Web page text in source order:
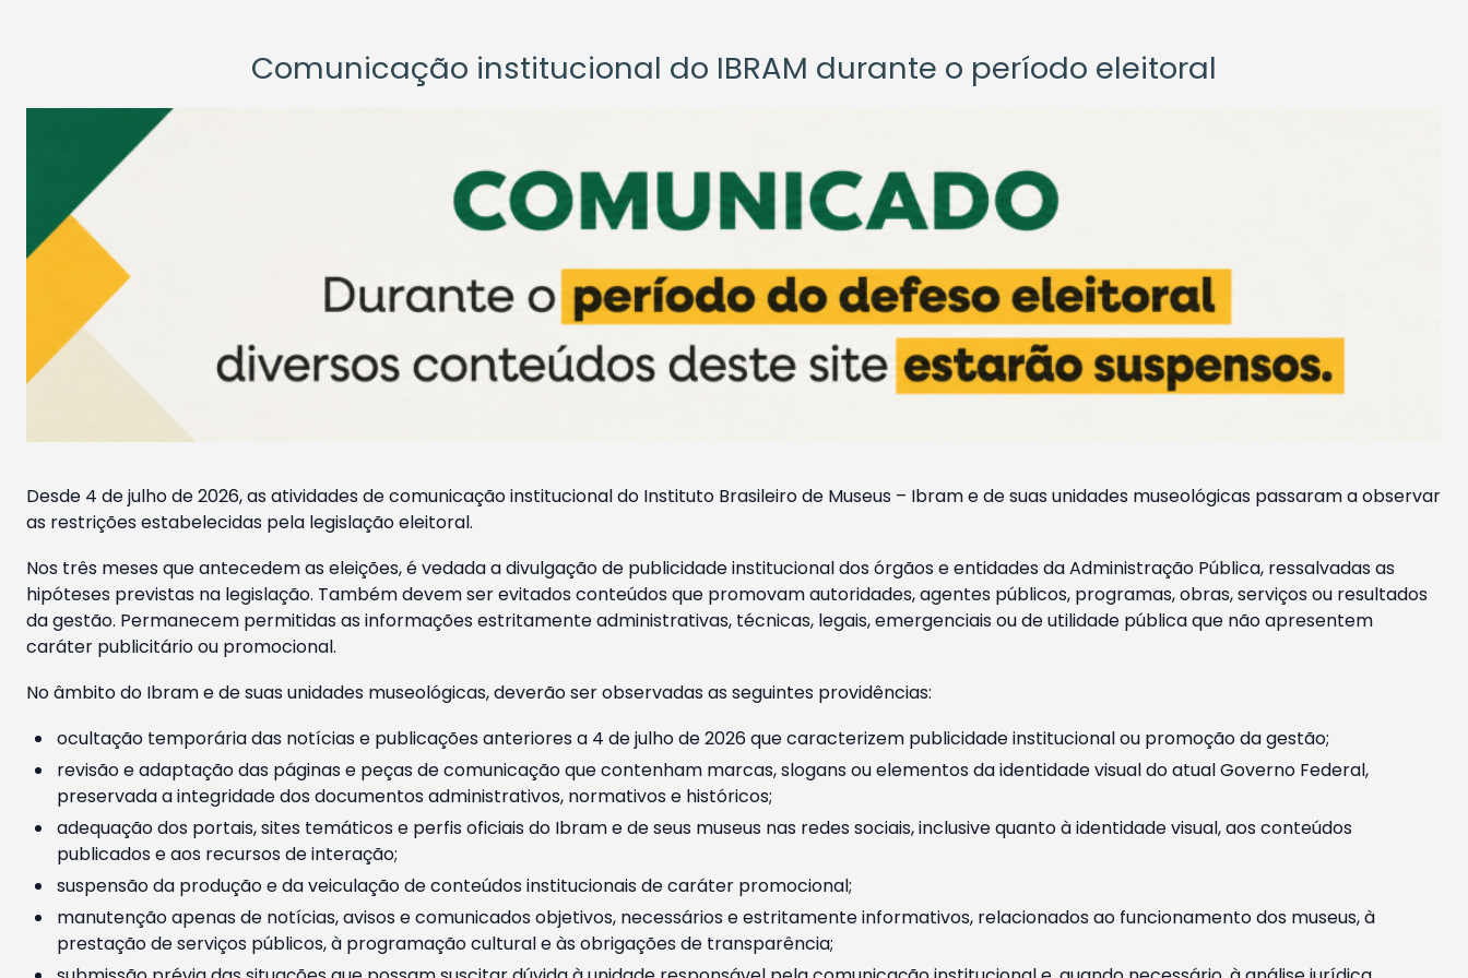
Comunicação institucional do IBRAM durante o período eleitoral
Desde 4 de julho de 2026, as atividades de comunicação institucional do Instituto Brasileiro de Museus – Ibram e de suas unidades museológicas passaram a observar
as restrições estabelecidas pela legislação eleitoral.
Nos três meses que antecedem as eleições, é vedada a divulgação de publicidade institucional dos órgãos e entidades da Administração Pública, ressalvadas as
hipóteses previstas na legislação. Também devem ser evitados conteúdos que promovam autoridades, agentes públicos, programas, obras, serviços ou resultados
da gestão. Permanecem permitidas as informações estritamente administrativas, técnicas, legais, emergenciais ou de utilidade pública que não apresentem
caráter publicitário ou promocional.
No âmbito do Ibram e de suas unidades museológicas, deverão ser observadas as seguintes providências:
ocultação temporária das notícias e publicações anteriores a 4 de julho de 2026 que caracterizem publicidade institucional ou promoção da gestão;
revisão e adaptação das páginas e peças de comunicação que contenham marcas, slogans ou elementos da identidade visual do atual Governo Federal,
preservada a integridade dos documentos administrativos, normativos e históricos;
adequação dos portais, sites temáticos e perfis oficiais do Ibram e de seus museus nas redes sociais, inclusive quanto à identidade visual, aos conteúdos
publicados e aos recursos de interação;
suspensão da produção e da veiculação de conteúdos institucionais de caráter promocional;
manutenção apenas de notícias, avisos e comunicados objetivos, necessários e estritamente informativos, relacionados ao funcionamento dos museus, à
prestação de serviços públicos, à programação cultural e às obrigações de transparência;